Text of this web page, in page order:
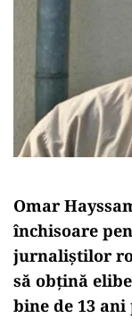
Omar
închisoare
jurnaliștilor
să obțină
bine de 13